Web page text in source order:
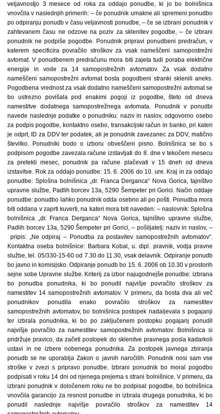
veljavnostjo 3 mesece od roka za oddajo ponudbe, ki jo bo bolnišnica
vnovčila v naslednjih primerih: – če ponudnik umakne ali spremeni ponudbo
po odpiranju ponudb v času veljavnosti ponudbe, – če se izbrani ponudnik v
zahtevanem času ne odzove na poziv za sklenitev pogodbe, – če izbrani
ponudnik ne podpiše pogodbe. Ponudnik pripravi ponudbeni predračun, v
katerem specificira povračilo stroškov za vsak nameščeni samopostrežni
avtomat. V ponudbenem predračunu mora biti zajeta tudi poraba električne
energije in vode za 14 samopostrežnih avtomatov. Za vsak dodatno
nameščeni samopostrežni avtomat bosta pogodbeni stranki sklenili aneks.
Pogodbena vrednost za vsak dodatno nameščeni samopostrežni avtomat se
bo ustrezno povišala pod enakimi pogoji iz pogodbe, šteto od dneva
namestitve dodatnega samopostrežnega avtomata. Ponudnik v ponudbi
navede naslednje podatke o ponudniku: naziv in naslov, odgovorno osebo
za podpis pogodbe, kontaktno osebo, transakcijski račun in banko, pri kateri
je odprt, ID za DDV ter podatek, ali je ponudnik zavezanec za DDV, matično
številko. Ponudniki bodo o izboru obveščeni pisno. Bolnišnica se bo s
podpisom pogodbe zavezala račune izstavljati do 8. dne v tekočem mesecu
za pretekli mesec, ponudnik pa račune plačevati v 15 dneh od dneva
izstavitve. Rok za oddajo ponudbe: 15. 6. 2006 do 10. ure. Kraj in za oddajo
ponudbe: Splošna bolnišnica „dr. Franca Derganca“ Nova Gorica, tajništvo
upravne službe, Padlih borcev 13a, 5290 Šempeter pri Gorici. Način oddaje
ponudbe: ponudbo lahko ponudnik odda osebno ali po pošti. Ponudba mora
biti oddana v zaprti kuverti, na kateri mora biti naveden: – naslovnik: Splošna
bolnišnica „dr. Franca Derganca“ Nova Gorica, tajništvo upravne službe,
Padlih borcev 13a, 5290 Šempeter pri Gorici, – pošiljatelj: naziv in naslov, –
pripis: „Ne odpiraj – Ponudba za postavitev samopostrežnih avtomatov“.
Kontaktna oseba bolnišnice: Barbara Kobal, u. dipl. pravnik, vodja pravne
službe, tel. 05/330-15-60 od 7.30 do 11.30, vsak delavnik. Odpiranje ponudb
bo javno in komisijsko. Odpiranje ponudb bo 15. 6. 2006 ob 10.30 v prostorih
sejne sobe Upravne službe. Kriterij za izbor najugodnejše ponudbe: izbrana
bo ponudba ponudnika, ki bo ponudil najvišje povračilo stroškov za
namestitev 14 samopostrežnih avtomatov. V primeru, da bosta dva ali več
ponudnikov ponudila enako povračilo stroškov za namestitev
samopostrežnih avtomatov, bo bolnišnica postopek nadaljevala s pogajanji
ter izbrala ponudnika, ki bo po zaključenem postopku pogajanj ponudil
najvišje povračilo za namestitev samopostrežnih avtomatov. Bolnišnica si
pridržuje pravico, da začeti postopek do sklenitve pravnega posla kadarkoli
ustavi in ne izbere nobenega ponudnika. Za postopek javnega zbiranja
ponudb se ne uporablja Zakon o javnih naročilih. Ponudnik nosi sam vse
stroške v zvezi s pripravo ponudbe. Izbrani ponudnik bo moral pogodbo
podpisati v roku 14 dni od njenega prejema s strani bolnišnice. V primeru, da
izbrani ponudnik v določenem roku ne bo podpisal pogodbe, bo bolnišnica
vnovčila garancijo za resnost ponudbe in izbrala drugega ponudnika, ki bo
ponudil naslednje najvišje povračilo stroškov za namestitev 14